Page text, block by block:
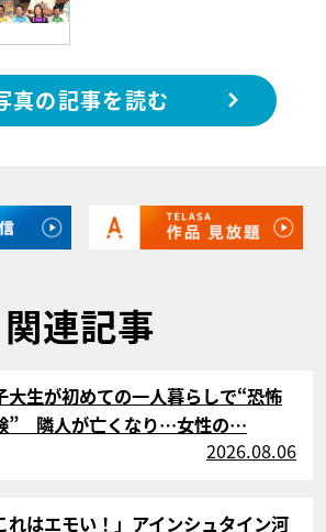
真の記事を読む
関連記事
ル
大生が初めての一人暮らしで“恐怖
” 隣人が亡くなり…女性の…
2026.08.06
ル
れはエモい！」アインシュタイン河